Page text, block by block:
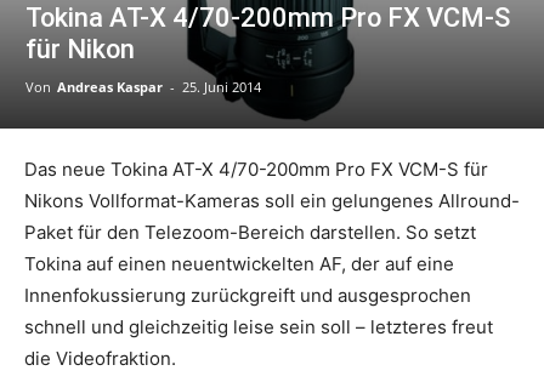
Tokina AT-X 4/70-200mm Pro FX VCM-S
für Nikon
Von Andreas Kaspar - 25. Juni 2014
Das neue Tokina AT-X 4/70-200mm Pro FX VCM-S für
Nikons Vollformat-Kameras soll ein gelungenes Allround-
Paket für den Telezoom-Bereich darstellen. So setzt
Tokina auf einen neuentwickelten AF, der auf eine
Innenfokussierung zurückgreift und ausgesprochen
schnell und gleichzeitig leise sein soll – letzteres freut
die Videofraktion.